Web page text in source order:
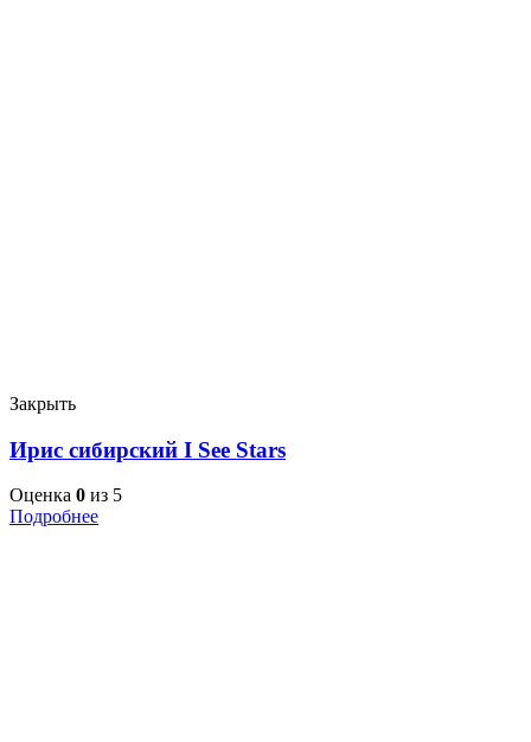
Закрыть
Ирис сибирский I See Stars
Оценка 0 из 5
Подробнее